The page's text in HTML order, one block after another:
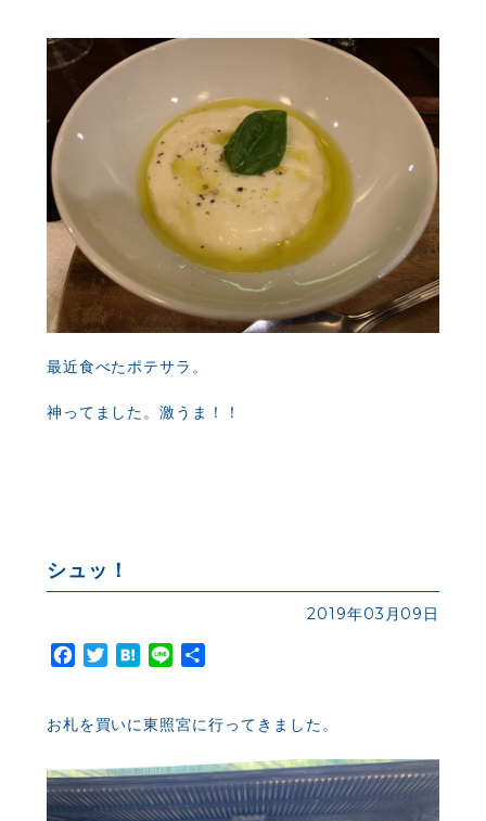
最近食べたポテサラ。
神ってました。激うま！！
シュッ！
2019年03月09日
Facebook
TwitterHatena
Line
お札を買いに東照宮に行ってきました。